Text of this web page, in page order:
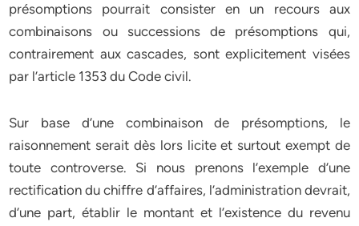
présomptions pourrait consister en un recours aux
combinaisons ou successions de présomptions qui,
contrairement aux cascades, sont explicitement visées
par l’article 1353 du Code civil.
Sur base d’une combinaison de présomptions, le
raisonnement serait dès lors licite et surtout exempt de
toute controverse. Si nous prenons l’exemple d’une
rectification du chiffre d’affaires, l’administration devrait,
d’une part, établir le montant et l’existence du revenu